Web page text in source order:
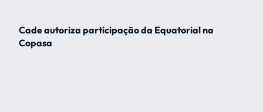
Cade autoriza participação da Equatorial na
Copasa